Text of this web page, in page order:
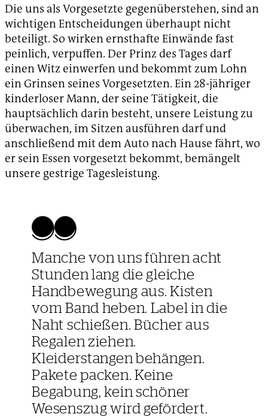
Die uns als Vorgesetzte gegenüberstehen, sind an
wichtigen Entscheidungen überhaupt nicht
beteiligt. So wirken ernsthafte Einwände fast
peinlich, verpuffen. Der Prinz des Tages darf
einen Witz einwerfen und bekommt zum Lohn
ein Grinsen seines Vorgesetzten. Ein 28-jähriger
kinderloser Mann, der seine Tätigkeit, die
hauptsächlich darin besteht, unsere Leistung zu
überwachen, im Sitzen ausführen darf und
anschließend mit dem Auto nach Hause fährt, wo
er sein Essen vorgesetzt bekommt, bemängelt
unsere gestrige Tagesleistung.
Manche von uns führen acht
Stunden lang die gleiche
Handbewegung aus. Kisten
vom Band heben. Label in die
Naht schießen. Bücher aus
Regalen ziehen.
Kleiderstangen behängen.
Pakete packen. Keine
Begabung, kein schöner
Wesenszug wird gefördert.